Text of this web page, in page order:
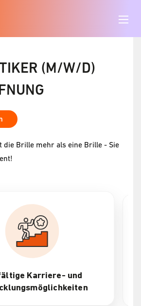
(M/W/D)
die Brille mehr als eine Brille - Sie
Karriere- und